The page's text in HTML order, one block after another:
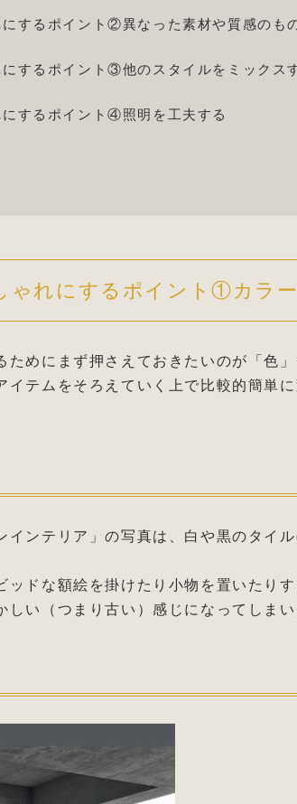
するポイント②異なった素材や質感のも
するポイント③他のスタイルをミックス
するポイント④照明を工夫する
ゃれにするポイント①カラ
ためにまず押さえておきたいのが「色」
テムをそろえていく上で比較的簡単
インテリア」の写真は、白や黒のタイ
ドな額絵を掛けたり小物を置いたりす
い（つまり古い）感じになってしまい